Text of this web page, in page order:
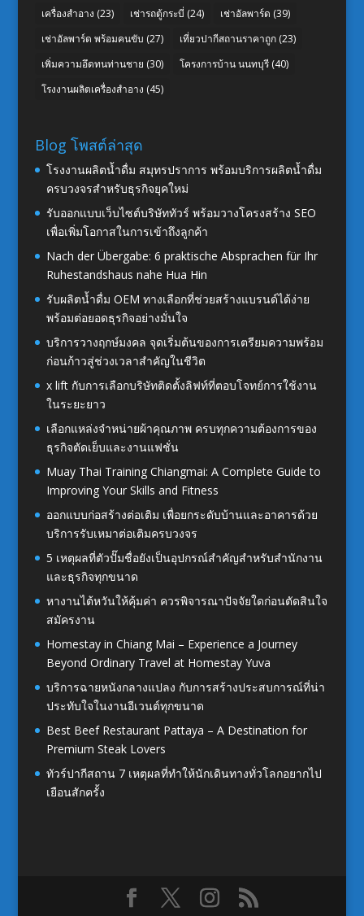
เครื่องสำอาง (23) เช่ารถตู้กระบี่ (24) เช่าอัลพาร์ด (39)
เช่าอัลพาร์ด พร้อมคนขับ (27) เที่ยวปากีสถานราคาถูก(23)
เพิ่มความอึดทนท่านชาย (30) โครงการบ้าน นนทบุรี(40)
โรงงานผลิตเครื่องสำอาง (45)
Blog โพสต์ล่าสุด
โรงงานผลิตน้ำดื่ม สมุทรปราการ พร้อมบริการผลิตน้ำดื่ม
ครบวงจรสำหรับธุรกิจยุคใหม่
รับออกแบบเว็บไซต์บริษัททัวร์ พร้อมวางโครงสร้าง SEO
เพื่อเพิ่มโอกาสในการเข้าถึงลูกค้า
Nach der Übergabe: 6 praktische Absprachen für Ihr
Ruhestandshaus nahe Hua Hin
รับผลิตน้ำดื่ม OEM ทางเลือกที่ช่วยสร้างแบรนด์ได้ง่าย
พร้อมต่อยอดธุรกิจอย่างมั่นใจ
บริการวางฤกษ์มงคล จุดเริ่มต้นของการเตรียมความพร้อม
ก่อนก้าวสู่ช่วงเวลาสำคัญในชีวิต
x lift กับการเลือกบริษัทติดตั้งลิฟท์ที่ตอบโจทย์การใช้งาน
ในระยะยาว
เลือกแหล่งจำหน่ายผ้าคุณภาพ ครบทุกความต้องการของ
ธุรกิจตัดเย็บและงานแฟชั่น
Muay Thai Training Chiangmai: A Complete Guide to
Improving Your Skills and Fitness
ออกแบบก่อสร้างต่อเติม เพื่อยกระดับบ้านและอาคารด้วย
บริการรับเหมาต่อเติมครบวงจร
5 เหตุผลที่ตัวปั๊มชื่อยังเป็นอุปกรณ์สำคัญสำหรับสำนักงาน
และธุรกิจทุกขนาด
หางานไต้หวันให้คุ้มค่า ควรพิจารณาปัจจัยใดก่อนตัดสินใจ
สมัครงาน
Homestay in Chiang Mai – Experience a Journey
Beyond Ordinary Travel at Homestay Yuva
บริการฉายหนังกลางแปลง กับการสร้างประสบการณ์ที่น่า
ประทับใจในงานอีเวนต์ทุกขนาด
Best Beef Restaurant Pattaya – A Destination for
Premium Steak Lovers
ทัวร์ปากีสถาน 7 เหตุผลที่ทำให้นักเดินทางทั่วโลกอยากไป
เยือนสักครั้ง